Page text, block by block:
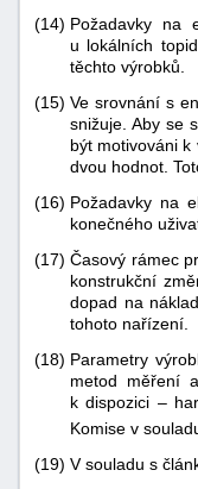
(14) Požadavky na
u lokálních
těchto výrobků.
(15) Ve srovnání s
snižuje. Aby se
být motivováni
dvou hodnot.
(16) Požadavky na
konečného
(17) Časový rámec
konstrukční
dopad na
tohoto nařízení.
(18) Parametry
metod měření
k dispozici –
Komise v
(19) V souladu s